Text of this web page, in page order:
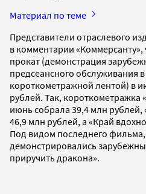
Материал по теме
Представители отраслевого
в комментарии
прокат (демонстрация
предсеансного обслуживания
короткометражной лентой) в
рублей. Так, короткометражка
июнь собрала 39,4 млн
46,9 млн рублей, а «Край
Под видом последнего
демонстрировались
приручить дракона».